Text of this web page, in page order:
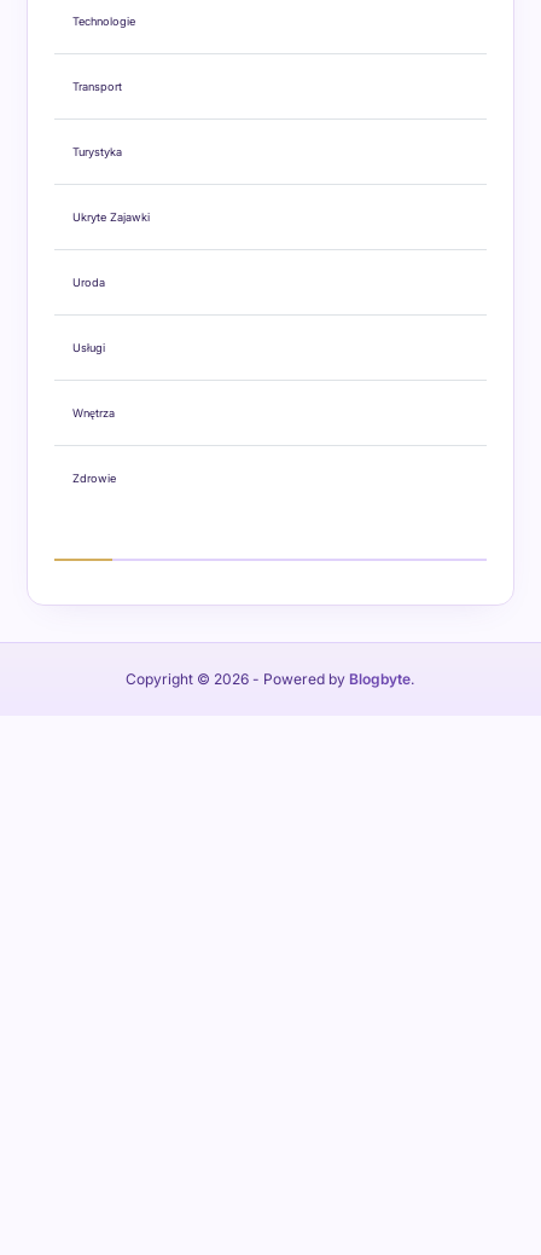
Technologie
Transport
Turystyka
Ukryte Zajawki
Uroda
Usługi
Wnętrza
Zdrowie
Copyright © 2026 - Powered by Blogbyte.